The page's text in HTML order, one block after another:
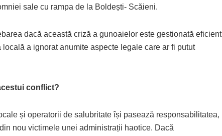
sale cu rampa de la Boldești- Scăieni.
dacă această criză a gunoaielor este gestionată eficient
a ignorat anumite aspecte legale care ar fi putut
conflict?
și operatorii de salubritate își pasează responsabilitatea,
nou victimele unei administrații haotice. Dacă